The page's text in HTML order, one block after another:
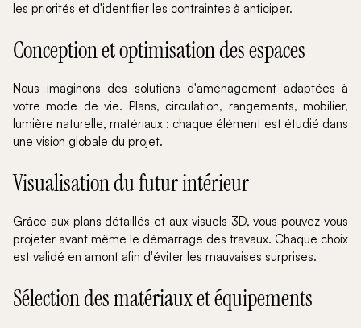
les priorités et d'identifier les contraintes à anticiper.
Conception et optimisation des espaces
Nous imaginons des solutions d'aménagement adaptées à
votre mode de vie. Plans, circulation, rangements, mobilier,
lumière naturelle, matériaux : chaque élément est étudié dans
une vision globale du projet.
Visualisation du futur intérieur
Grâce aux plans détaillés et aux visuels 3D, vous pouvez vous
projeter avant même le démarrage des travaux. Chaque choix
est validé en amont afin d'éviter les mauvaises surprises.
Sélection des matériaux et équipements